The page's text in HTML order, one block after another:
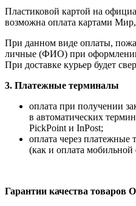
Пластиковой картой на
возможна оплата картами
При данном виде оплаты,
личные (ФИО) при
При доставке курьер будет
3. Платежные терминалы
оплата при получении
в автоматических
PickPoint и InPost;
оплата через
(как и оплата мобильной
Гарантии качества товаров